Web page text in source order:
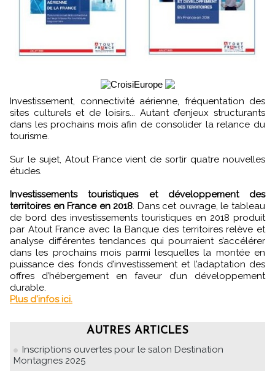
Investissement, connectivité aérienne, fréquentation des
sites culturels et de loisirs... Autant d’enjeux structurants
dans les prochains mois afin de consolider la relance du
tourisme.
Sur le sujet, Atout France vient de sortir quatre nouvelles
études.
Investissements touristiques et développement des
territoires en France en 2018. Dans cet ouvrage, le tableau
de bord des investissements touristiques en 2018 produit
par Atout France avec la Banque des territoires relève et
analyse différentes tendances qui pourraient s’accélérer
dans les prochains mois parmi lesquelles la montée en
puissance des fonds d’investissement et l’adaptation des
offres d’hébergement en faveur d’un développement
durable.
Plus d'infos ici.
AUTRES ARTICLES
Inscriptions ouvertes pour le salon Destination
Montagnes 2025